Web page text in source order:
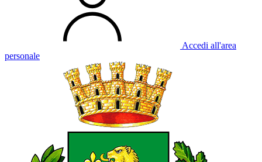
Accedi all'area
personale